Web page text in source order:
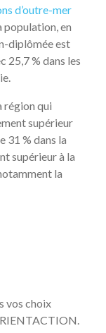
d’outre-mer
population, en
diplômée est
25,7 % dans les
région qui
supérieur
31 % dans la
supérieur à la
la
vos choix